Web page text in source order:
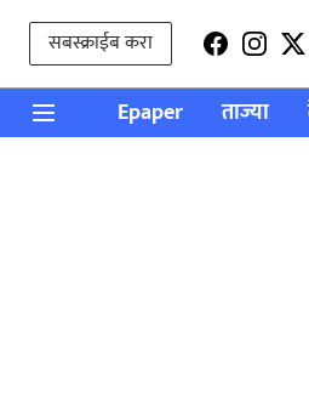
सबस्क्राईब करा
Epaper ताज्या